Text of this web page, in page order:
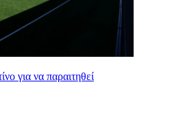
για να παραιτηθεί